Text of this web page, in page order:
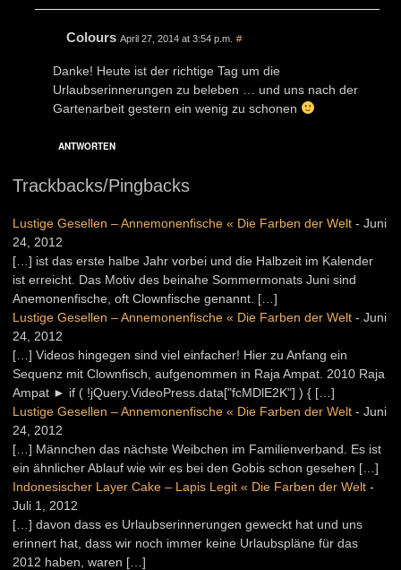
Colours April 27, 2014 at 3:54 p.m. #
Danke! Heute ist der richtige Tag um die
Urlaubserinnerungen zu beleben … und uns nach der
Gartenarbeit gestern ein wenig zu schonen
ANTWORTEN
Trackbacks/Pingbacks
Lustige Gesellen – Annemonenfische « Die Farben der Welt - Juni
24, 2012
[…] ist das erste halbe Jahr vorbei und die Halbzeit im Kalender
ist erreicht. Das Motiv des beinahe Sommermonats Juni sind
Anemonenfische, oft Clownfische genannt. […]
Lustige Gesellen – Annemonenfische « Die Farben der Welt - Juni
24, 2012
[…] Videos hingegen sind viel einfacher! Hier zu Anfang ein
Sequenz mit Clownfisch, aufgenommen in Raja Ampat. 2010 Raja
Ampat ► if ( !jQuery.VideoPress.data["fcMDlE2K"] ) { […]
Lustige Gesellen – Annemonenfische « Die Farben der Welt - Juni
24, 2012
[…] Männchen das nächste Weibchen im Familienverband. Es ist
ein ähnlicher Ablauf wie wir es bei den Gobis schon gesehen […]
Indonesischer Layer Cake – Lapis Legit « Die Farben der Welt -
Juli 1, 2012
[…] davon dass es Urlaubserinnerungen geweckt hat und uns
erinnert hat, dass wir noch immer keine Urlaubspläne für das
2012 haben, waren […]